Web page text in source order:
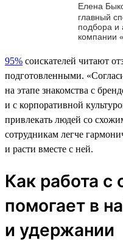
Елена
главный
подбора и
компании
95% соискателей читают
подготовленными.
на этапе знакомства с
и с корпоративной
привлекать людей со
сотрудникам легче
и расти вместе с ней.
Как работа с
помогает в
и удержании